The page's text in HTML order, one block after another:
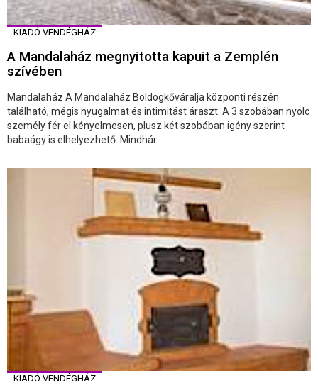
KIADÓ VENDÉGHÁZ
A Mandalaház megnyitotta kapuit a Zemplén
szívében
Mandalaház A Mandalaház Boldogkőváralja központi részén
található, mégis nyugalmat és intimitást áraszt. A 3 szobában nyolc
személy fér el kényelmesen, plusz két szobában igény szerint
babaágy is elhelyezhető. Mindhár ...
KIADÓ VENDÉGHÁZ